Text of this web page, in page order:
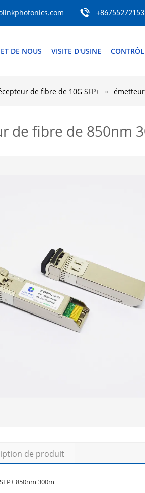
DE NOUS VISITE D'USINE
de fibre de 10G SFP+
de fibre de 850nm
de produit
850nm 300m